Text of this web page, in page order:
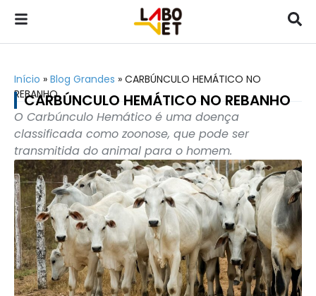
Início » Blog Grandes » CARBÚNCULO HEMÁTICO NO
REBANHO
CARBÚNCULO HEMÁTICO NO REBANHO
O Carbúnculo Hemático é uma doença
classificada como zoonose, que pode ser
transmitida do animal para o homem.